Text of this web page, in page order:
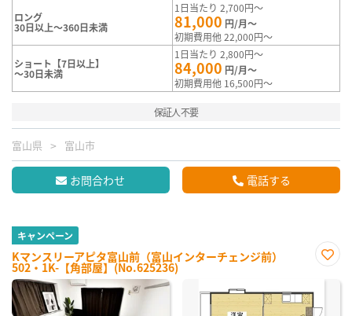
ロング
30日以上～360日未満
1日当たり 2,700円～
81,000 円/月～
初期費用他 22,000円～
ショート【7日以上】
～30日未満
1日当たり 2,800円～
84,000 円/月～
初期費用他 16,500円～
保証人不要
富山県 富山市
お問合わせ 電話する
キャンペーン
Kマンスリーアピタ富山前（富山インターチェンジ前）
502・1K-【角部屋】(No.625236)
に入
録